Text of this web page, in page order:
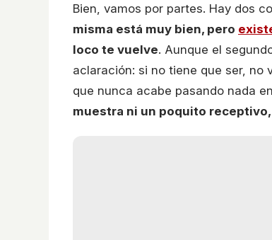
Bien, vamos por partes. Hay dos
misma está muy bien, pero
loco te vuelve. Aunque el
aclaración: si no tiene que ser, no
que nunca acabe pasando nada
muestra ni un poquito